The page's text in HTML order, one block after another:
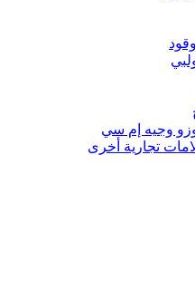
وجيه إم سي
تجارية أخرى